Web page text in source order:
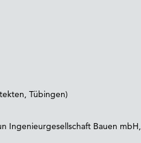
Tübingen)
Ingenieurgesellschaft Bauen mbH,